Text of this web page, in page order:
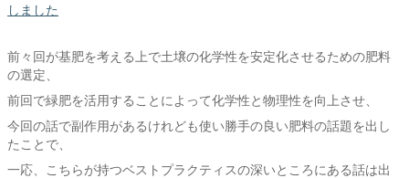
しました
前々回が基肥を考える上で土壌の化学性を安定化させるための肥料
の選定、
前回で緑肥を活用することによって化学性と物理性を向上させ、
今回の話で副作用があるけれども使い勝手の良い肥料の話題を出し
たことで、
一応、こちらが持つベストプラクティスの深いところにある話は出